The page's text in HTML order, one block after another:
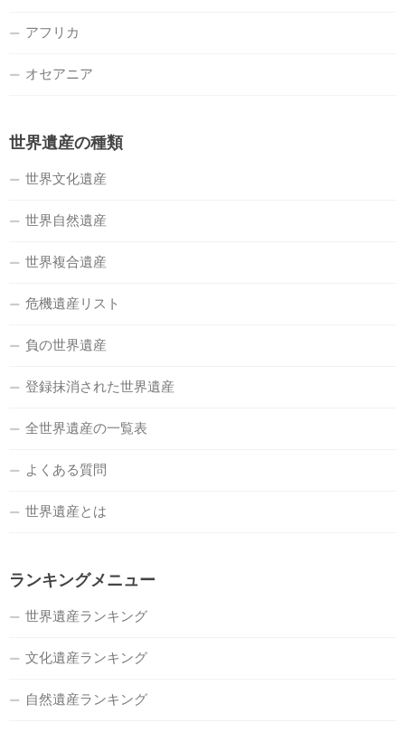
アフリカ
オセアニア
世界遺産の種類
世界文化遺産
世界自然遺産
世界複合遺産
危機遺産リスト
負の世界遺産
登録抹消された世界遺産
全世界遺産の一覧表
よくある質問
世界遺産とは
ランキングメニュー
世界遺産ランキング
文化遺産ランキング
自然遺産ランキング